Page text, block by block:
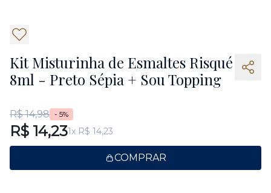
Kit Misturinha de Esmaltes Risqué
8ml - Preto Sépia + Sou Topping
R$ 14,98 - 5%
R$ 14,231x R$ 14,23
COMPRAR